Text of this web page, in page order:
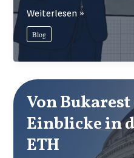
Demokratie
beginnt
im
Bildung
in
Rumänien
Weiterlesen »
Blog
Von
Einblicke in
ETH